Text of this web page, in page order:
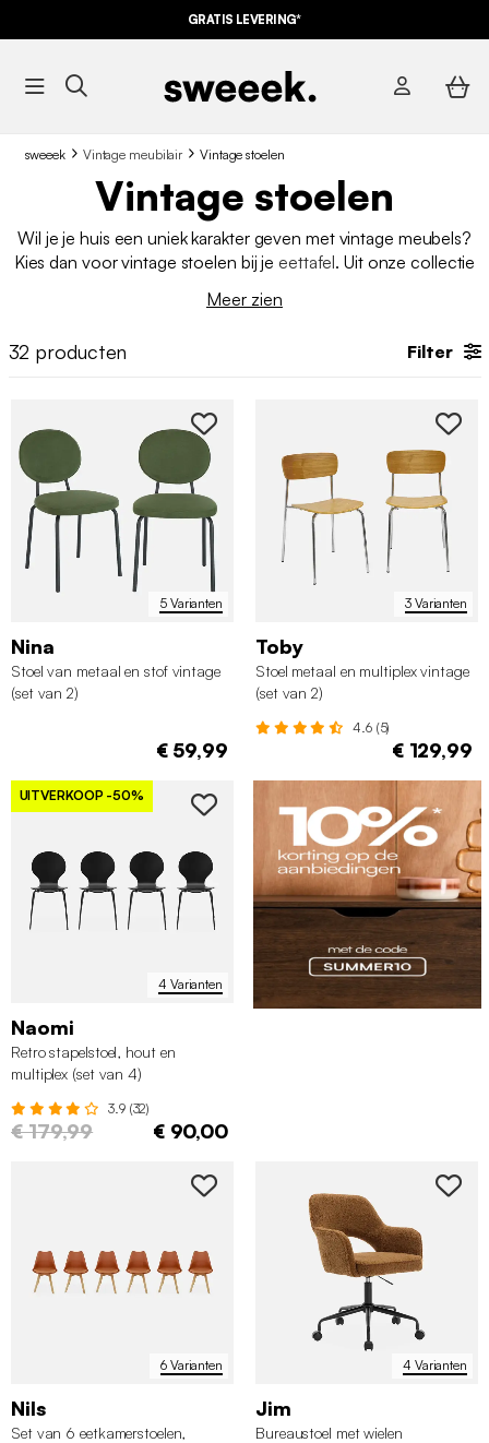
AANBIEDINGEN*MET DE CODE
GRATIS LEVERING*
sweeek Vintage meubilair Vintage stoelen
Vintage stoelen
Wil je je huis een uniek karakter geven met vintage meubels?
Kies dan voor vintage stoelen bij jeeettafel. Uit onze collectie
stoelen waarmee je een vleugje originaliteit en
Meer zien
32 producten Filter
5 Varianten
Nina
Stoel van metaal en stof vintage
(set van 2)
€ 59,99
3 Varianten
Toby
Stoel metaal en multiplex vintage
(set van 2)
4.6 (5)
€ 129,99
4 Varianten
UITVERKOOP -50%
Naomi
Retro stapelstoel, hout en
multiplex (set van 4)
3.9 (32)
€ 179,99 € 90,00
6 Varianten
Nils
Set van 6 eetkamerstoelen,
4 Varianten
Jim
Bureaustoel met wielen